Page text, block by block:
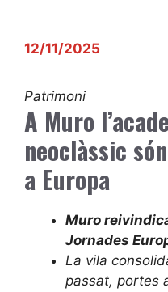
12/11/2025
Patrimoni
A Muro
neoclàssic
a Europa
Muro
Jornades
La vila
passat, portes